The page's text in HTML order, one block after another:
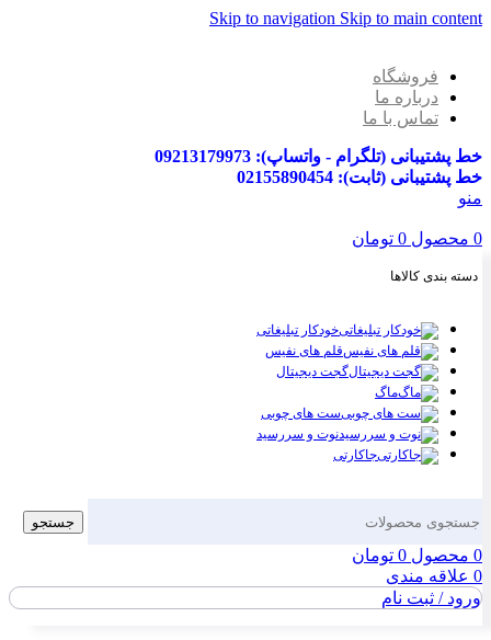
Skip to navigation Skip to main content
فروشگاه
درباره ما
تماس با ما
خط پشتیبانی (تلگرام - واتساپ): 09213179973
خط پشتیبانی (ثابت): 02155890454
منو
0 محصول 0 تومان
دسته بندی کالاها
خودکار تبلیغاتی
قلم های نفیس
گجت دیجیتال
ماگ
ست های چوبی
نوت و سررسید
جاکارتی
جستجو
0 محصول 0 تومان
0 علاقه مندی
ورود / ثبت نام